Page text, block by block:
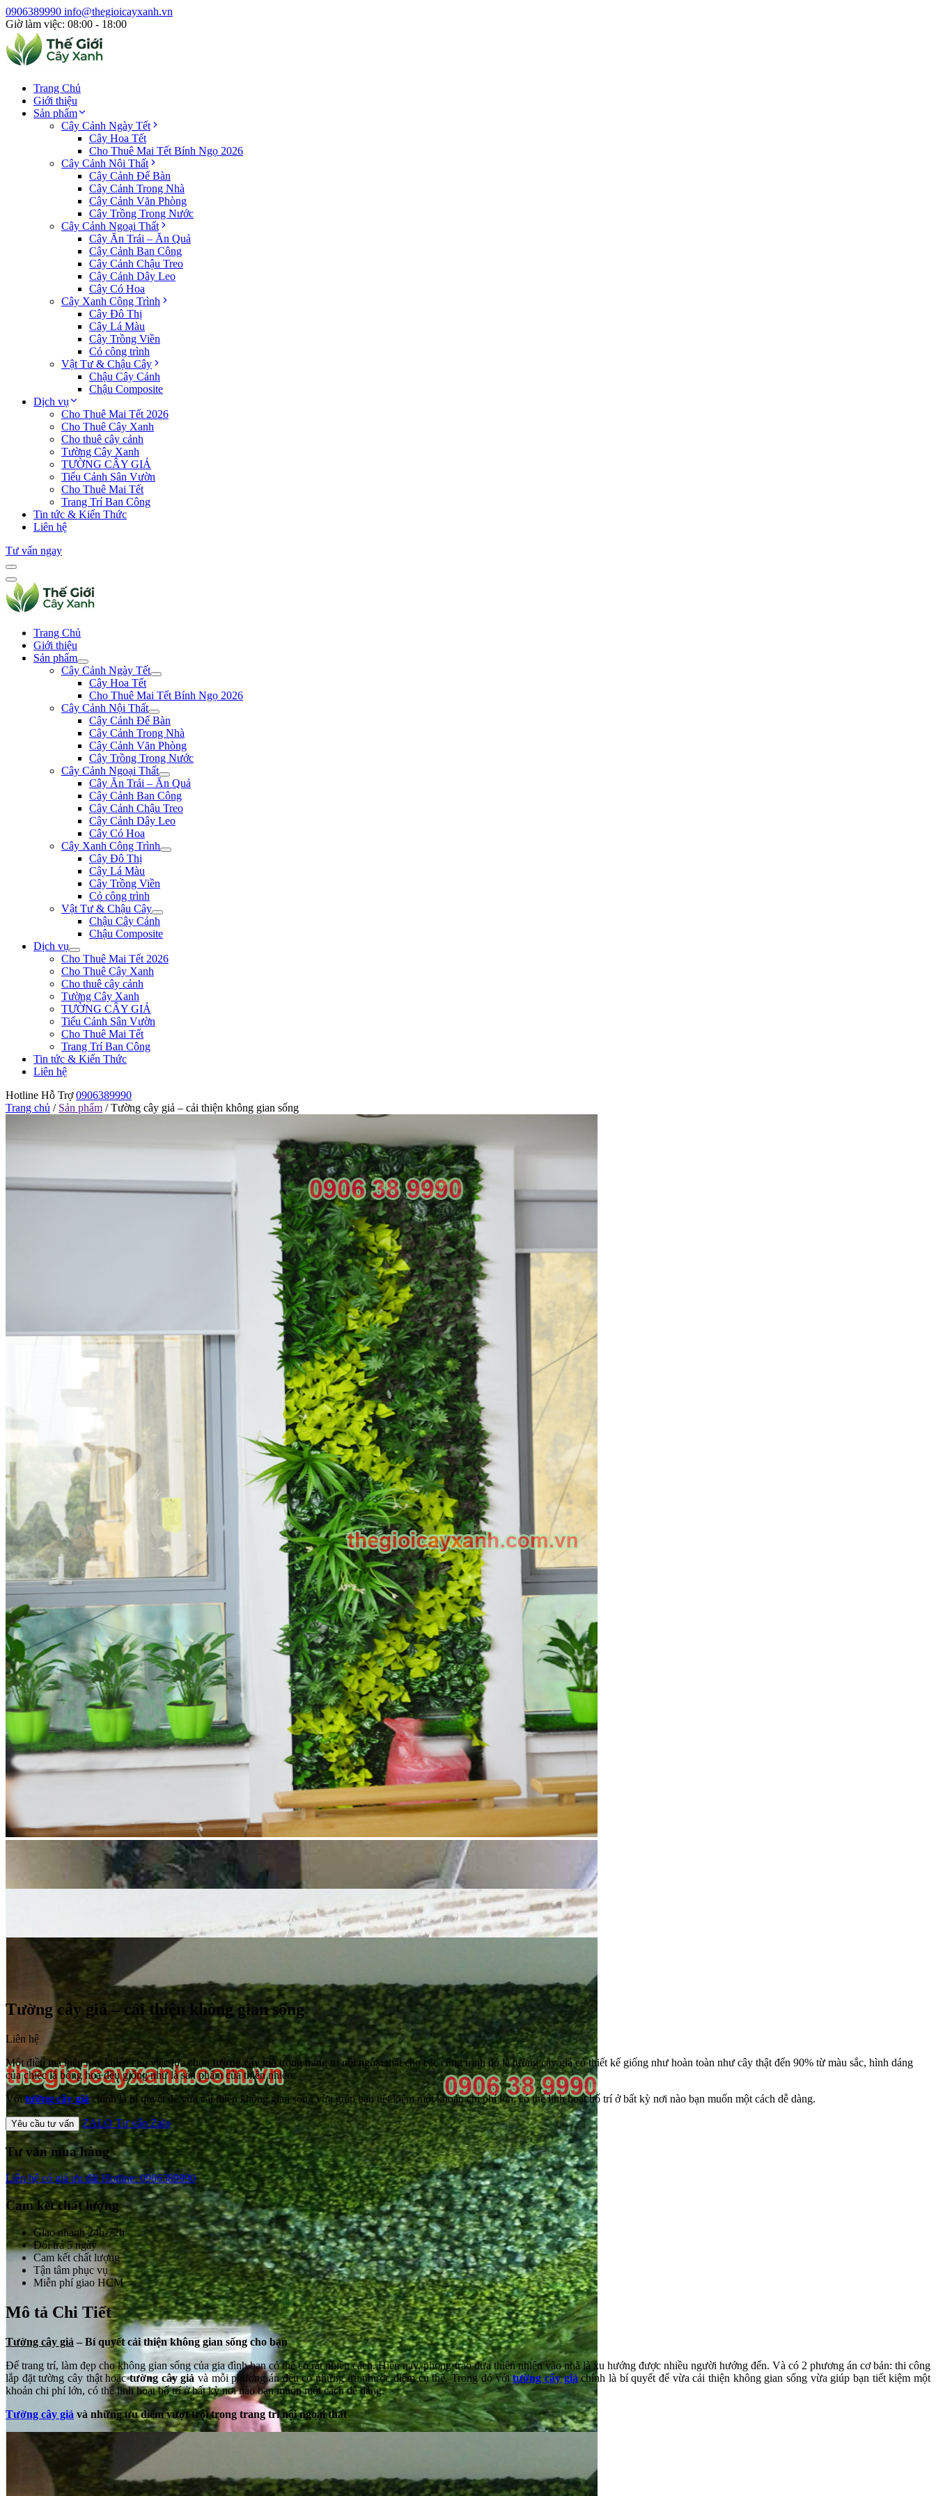
0906389990 info@thegioicayxanh.vn
Giờ làm việc: 08:00 - 18:00
Trang Chủ
Giới thiệu
Sản phẩm
Cây Cảnh Ngày Tết
Cây Hoa Tết
Cho Thuê Mai Tết Bính Ngọ 2026
Cây Cảnh Nội Thất
Cây Cảnh Để Bàn
Cây Cảnh Trong Nhà
Cây Cảnh Văn Phòng
Cây Trồng Trong Nước
Cây Cảnh Ngoại Thất
Cây Ăn Trái – Ăn Quả
Cây Cảnh Ban Công
Cây Cảnh Chậu Treo
Cây Cảnh Dây Leo
Cây Có Hoa
Cây Xanh Công Trình
Cây Đô Thị
Cây Lá Màu
Cây Trồng Viền
Cỏ công trình
Vật Tư & Chậu Cây
Chậu Cây Cảnh
Chậu Composite
Dịch vụ
Cho Thuê Mai Tết 2026
Cho Thuê Cây Xanh
Cho thuê cây cảnh
Tường Cây Xanh
TƯỜNG CÂY GIẢ
Tiểu Cảnh Sân Vườn
Cho Thuê Mai Tết
Trang Trí Ban Công
Tin tức & Kiến Thức
Liên hệ
Tư vấn ngay
Trang Chủ
Giới thiệu
Sản phẩm
Cây Cảnh Ngày Tết
Cây Hoa Tết
Cho Thuê Mai Tết Bính Ngọ 2026
Cây Cảnh Nội Thất
Cây Cảnh Để Bàn
Cây Cảnh Trong Nhà
Cây Cảnh Văn Phòng
Cây Trồng Trong Nước
Cây Cảnh Ngoại Thất
Cây Ăn Trái – Ăn Quả
Cây Cảnh Ban Công
Cây Cảnh Chậu Treo
Cây Cảnh Dây Leo
Cây Có Hoa
Cây Xanh Công Trình
Cây Đô Thị
Cây Lá Màu
Cây Trồng Viền
Cỏ công trình
Vật Tư & Chậu Cây
Chậu Cây Cảnh
Chậu Composite
Dịch vụ
Cho Thuê Mai Tết 2026
Cho Thuê Cây Xanh
Cho thuê cây cảnh
Tường Cây Xanh
TƯỜNG CÂY GIẢ
Tiểu Cảnh Sân Vườn
Cho Thuê Mai Tết
Trang Trí Ban Công
Tin tức & Kiến Thức
Liên hệ
Hotline Hỗ Trợ 0906389990
Trang chủ / Sản phẩm / Tường cây giả – cải thiện không gian sống
Tường cây giả – cải thiện không gian sống
Liên hệ
Một điều mà hiện nay khiến cho việc lựa chọntường cây giả trong trang trí nội ngoại thất cho các công trình đó là tường cây giả có thiết kế giống như hoàn toàn như cây thật đến 90% từ màu sắc, hình dáng
của chiếc lá bông hoa đều giống như là sản phẩm của thiên nhiên.
Vớitường cây giảchính là bí quyết để vừa cải thiện không gian sống vừa giúp bạn tiết kiệm một khoản chi phí lớn, có thể linh hoạt bố trí ở bất kỳ nơi nào bạn muốn một cách dễ dàng.
Yêu cầu tư vấn ZALO Tư vấn Zalo
Tư vấn mua hàng
Liên hệ có giá ưu đãi Hotline: 0906389990
Cam kết chất lượng
Giao nhanh 24h-72h
Đổi trả 5 ngày
Cam kết chất lượng
Tận tâm phục vụ
Miễn phí giao HCM
Mô tả Chi Tiết
Tường cây giả – Bí quyết cải thiện không gian sống cho bạn
Để trang trí, làm đẹp cho không gian sống của gia đình bạn có thể có rất nhiều cách. Hiện nay, phong trào đưa thiên nhiên vào nhà là xu hướng được nhiều người hướng đến. Và có 2 phương án cơ bản: thi công
lắp đặt tường cây thật hoặctường cây giả và mỗi phương án đều có những ưu nhược điểm cụ thể. Trong đó vớitường cây giảchính là bí quyết để vừa cải thiện không gian sống vừa giúp bạn tiết kiệm một
khoản chi phí lớn, có thể linh hoạt bố trí ở bất kỳ nơi nào bạn muốn một cách dễ dàng.
Tường cây giả và những ưu điểm vượt trội trong trang trí nội ngoại thất